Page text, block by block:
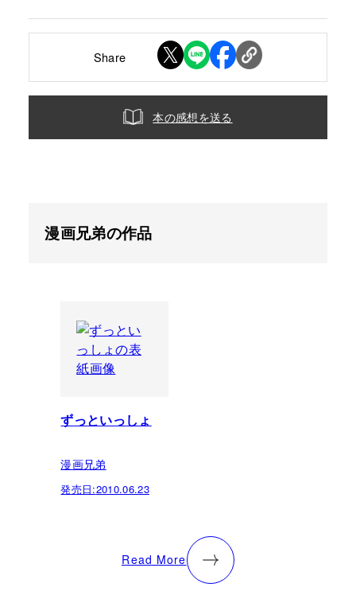
Share
本の感想を送る
漫画兄弟の作品
ずっといっしょ
漫画兄弟
発売日:2010.06.23
Read More